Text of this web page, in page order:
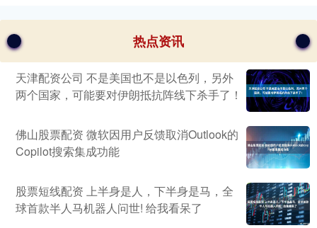
热点资讯
天津配资公司 不是美国也不是以色列，另外
两个国家，可能要对伊朗抵抗阵线下杀手了！
佛山股票配资 微软因用户反馈取消Outlook的
Copilot搜索集成功能
股票短线配资 上半身是人，下半身是马，全
球首款半人马机器人问世! 给我看呆了